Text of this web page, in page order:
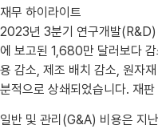
재무 하이라이트
2023년 3분기 연구개발(R&D)
에 보고된 1,680만 달러보다
용 감소, 제조 배치 감소, 원자
분적으로 상쇄되었습니다. 재판
일반 및 관리(G&A) 비용은 지